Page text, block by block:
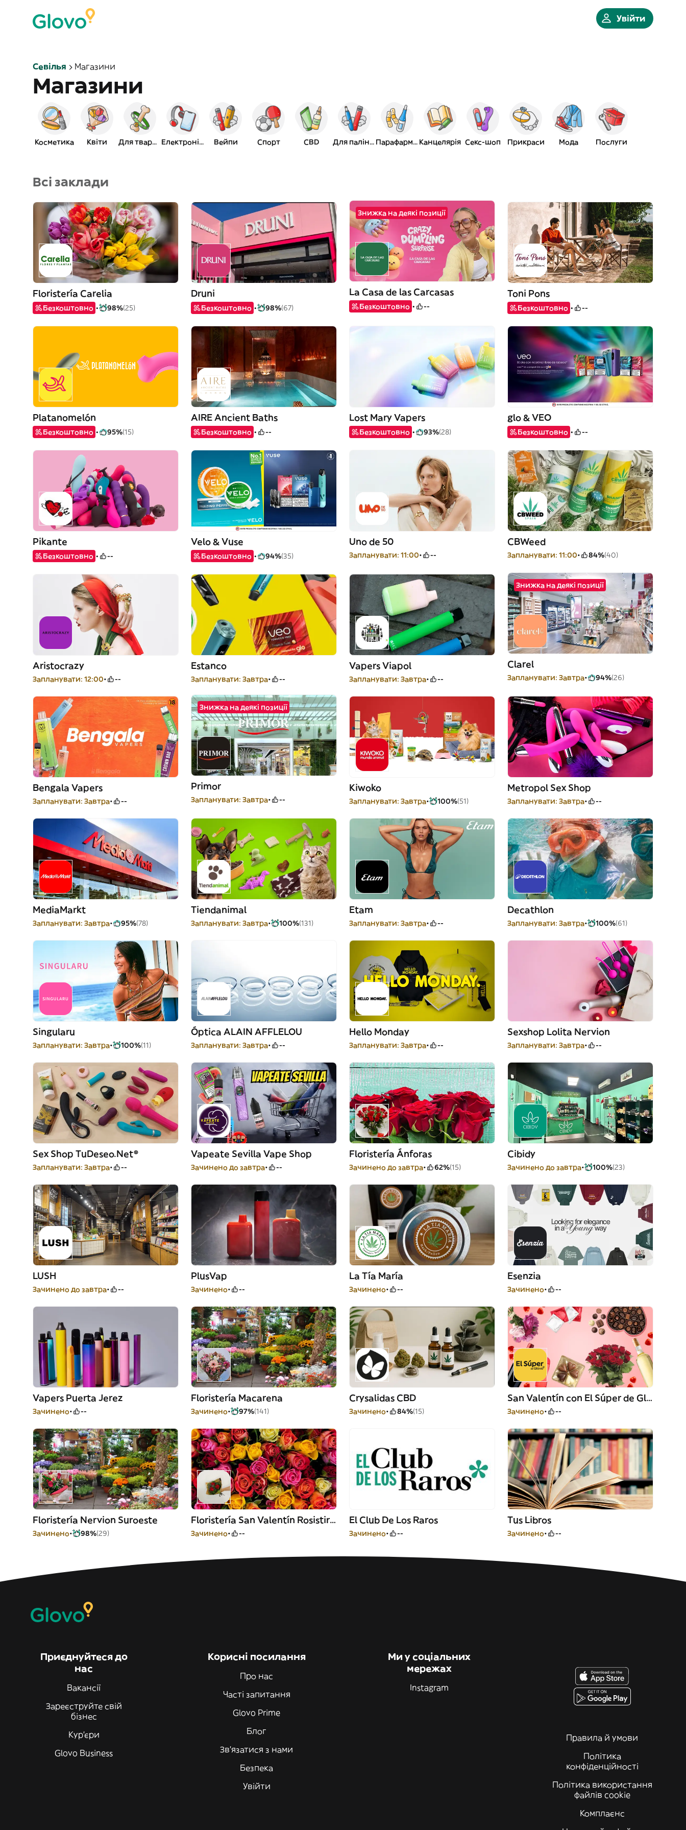
Увійти
Севілья Магазини
Магазини
Косметика Квіти Для тварин Електроніка Вейпи Спорт CBD Для паління Парафармація Канцелярія Секс-шоп Прикраси Мода Послуги
Всі заклади
Floristería Carelia
Безкоштовно 98%(25)
Druni
Безкоштовно 98%(67)
Знижка на деякі позиції
La Casa de las Carcasas
Безкоштовно --
Toni Pons
Безкоштовно --
Platanomelón
Безкоштовно 95%(15)
AIRE Ancient Baths
Безкоштовно --
Lost Mary Vapers
Безкоштовно 93%(28)
glo & VEO
Безкоштовно --
Pikante
Безкоштовно --
Velo & Vuse
Безкоштовно 94%(35)
Uno de 50
Запланувати: 11:00 --
CBWeed
Запланувати: 11:00 84%(40)
Aristocrazy
Запланувати: 12:00 --
Estanco
Запланувати: Завтра --
Vapers Viapol
Запланувати: Завтра --
Знижка на деякі позиції
Clarel
Запланувати: Завтра 94%(26)
Bengala Vapers
Запланувати: Завтра --
Знижка на деякі позиції
Primor
Запланувати: Завтра --
Kiwoko
Запланувати: Завтра 100%(51)
Metropol Sex Shop
Запланувати: Завтра --
MediaMarkt
Запланувати: Завтра 95%(78)
Tiendanimal
Запланувати: Завтра 100%(131)
Etam
Запланувати: Завтра --
Decathlon
Запланувати: Завтра 100%(61)
Singularu
Запланувати: Завтра 100%(11)
Óptica ALAIN AFFLELOU
Запланувати: Завтра --
Hello Monday
Запланувати: Завтра --
Sexshop Lolita Nervion
Запланувати: Завтра --
Sex Shop TuDeseo.Net®
Запланувати: Завтра --
Vapeate Sevilla Vape Shop
Зачинено до завтра --
Floristería Ánforas
Зачинено до завтра 62%(15)
Cibidy
Зачинено до завтра 100%(23)
LUSH
Зачинено до завтра --
PlusVap
Зачинено --
La Tía María
Зачинено --
Esenzia
Зачинено --
Vapers Puerta Jerez
Зачинено --
Floristería Macarena
Зачинено 97%(141)
Crysalidas CBD
Зачинено 84%(15)
San Valentín con El Súper de Glovo
Зачинено --
Floristería Nervion Suroeste
Зачинено 98%(29)
Floristería San Valentín Rosistirem
Зачинено --
El Club De Los Raros
Зачинено --
Tus Libros
Зачинено --
Приєднуйтеся до
нас
Вакансії
Зареєструйте свій
бізнес
Кур'єри
Glovo Business
Корисні посилання
Про нас
Часті запитання
Glovo Prime
Блог
Зв'язатися з нами
Безпека
Увійти
Ми у соціальних
мережах
Instagram
Правила й умови
Політика
конфіденційності
Політика використання
файлів cookie
Комплаєнс